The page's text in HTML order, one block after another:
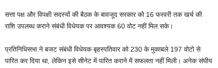
सत्ता पक्ष और विपक्षी सदस्यों की बैठक के बावजूद सरकार को 16 फरवरी तक खर्च की
राशि उपलब्ध कराने संबंधी विधेयक पर आवश्यक 60 वोट नहीं मिल सके।
प्रतिनिधिसभा ने बजट संबंधी विधेयक बृहस्पतिवार को 230 के मुकाबले 197 वोटो से
पारित कर दिया था, लेकिन इसे सीनेट में पारित कराने में सफलता नहीं मिली। अनेक संघीय